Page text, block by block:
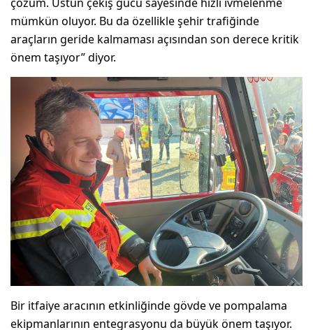
mümkün oluyor. Bu da özellikle şehir trafiğinde
araçların geride kalmaması açısından son derece kritik
önem taşıyor” diyor.
Bir itfaiye aracının etkinliğinde gövde ve pompalama
ekipmanlarının entegrasyonu da büyük önem taşıyor.